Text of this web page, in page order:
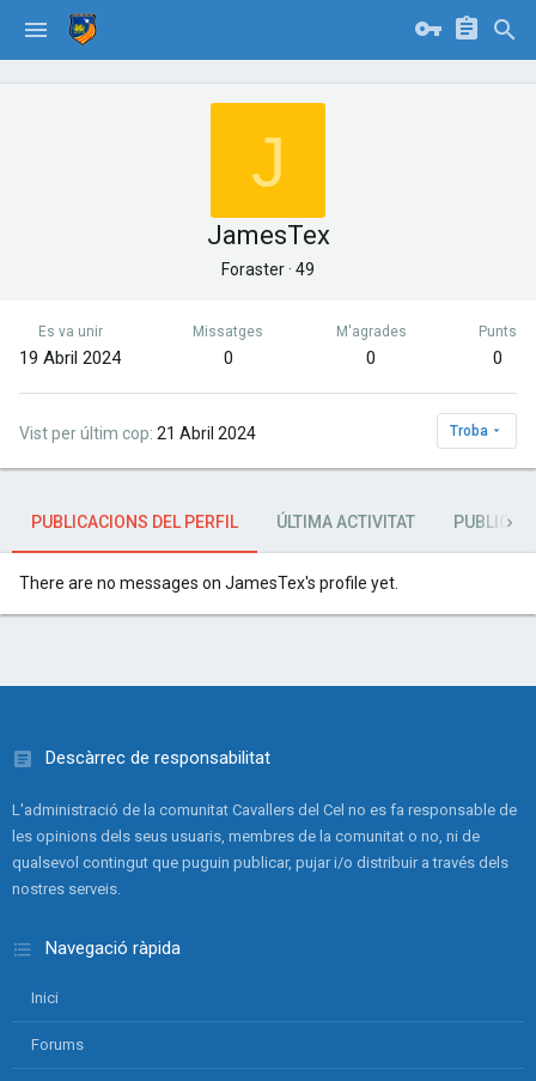
J
JamesTex
Foraster· 49
Es va unir
19 Abril 2024
Missatges
0
M'agrades
0
Punts
0
Vist per últim cop 21 Abril 2024 Troba
PUBLICACIONS DEL PERFIL ÚLTIMA ACTIVITAT
There are no messages on JamesTex's profile yet.
Descàrrec de responsabilitat
L'administració de la comunitat Cavallers del Cel no es fa responsable de
les opinions dels seus usuaris, membres de la comunitat o no, ni de
qualsevol contingut que puguin publicar, pujar i/o distribuir a través dels
nostres serveis.
Navegació ràpida
Inici
Forums